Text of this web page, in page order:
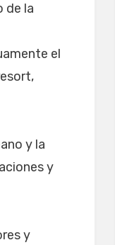
de la
el
y la
y
y